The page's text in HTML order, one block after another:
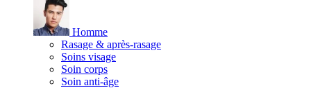
Homme
Rasage & après-rasage
Soins visage
Soin corps
Soin anti-âge